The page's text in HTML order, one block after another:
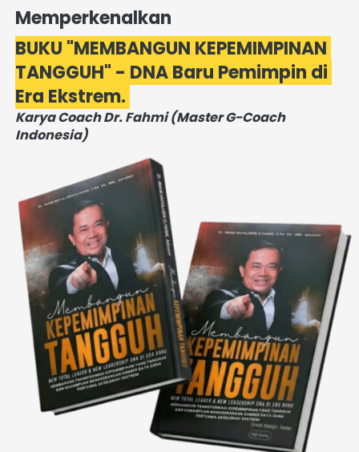
Memperkenalkan
BUKU "MEMBANGUN KEPEMIMPINAN
TANGGUH" - DNA Baru Pemimpin di
Era Ekstrem.
Karya Coach Dr. Fahmi (Master G-Coach
Indonesia)